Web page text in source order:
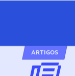
ARTIGOS